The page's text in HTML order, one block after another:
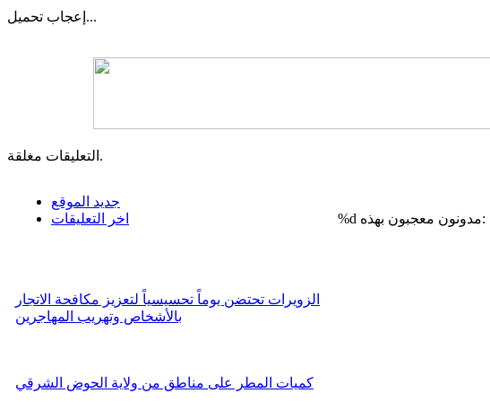
إعجاب تحميل...
التعليقات مغلقة.
جديد الموقع
اخر التعليقات
الزويرات تحتضن يوماً تحسيسياً لتعزيز مكافحة الاتجار
بالأشخاص وتهريب المهاجرين
كميات المطر على مناطق من ولاية الحوض الشرقي
%d مدونون معجبون بهذه: